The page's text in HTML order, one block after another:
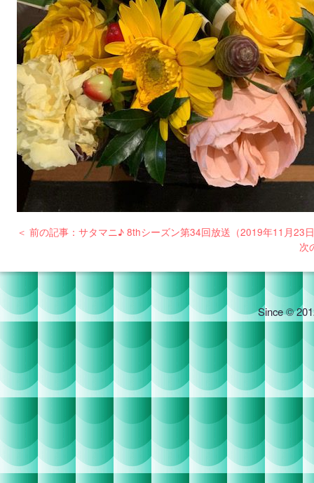
＜ 前の記事：サタマニ♪ 8thシーズン第34回放送（2019年11月23
次
Since ©